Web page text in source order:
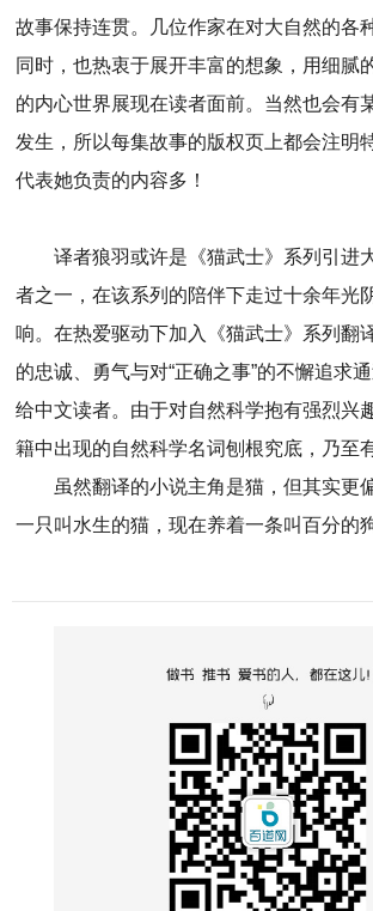
故事保持连贯。几位作家在对大自然的各
同时，也热衷于展开丰富的想象，用细腻
的内心世界展现在读者面前。当然也会有
发生，所以每集故事的版权页上都会注明
代表她负责的内容多！
译者狼羽或许是《猫武士》系列引进
者之一，在该系列的陪伴下走过十余年光
响。在热爱驱动下加入《猫武士》系列翻
的忠诚、勇气与对“正确之事”的不懈追求
给中文读者。由于对自然科学抱有强烈兴
籍中出现的自然科学名词刨根究底，乃至
虽然翻译的小说主角是猫，但其实更
一只叫水生的猫，现在养着一条叫百分的狗